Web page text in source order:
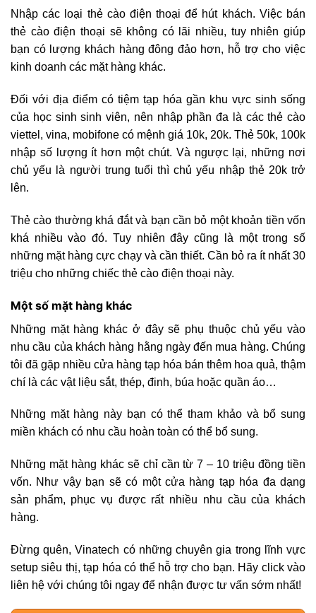
Nhập các loại thẻ cào điện thoại để hút khách. Việc bán
thẻ cào điện thoại sẽ không có lãi nhiều, tuy nhiên giúp
bạn có lượng khách hàng đông đảo hơn, hỗ trợ cho việc
kinh doanh các mặt hàng khác.
Đối với địa điểm có tiệm tạp hóa gần khu vực sinh sống
của học sinh sinh viên, nên nhập phần đa là các thẻ cào
viettel, vina, mobifone có mệnh giá 10k, 20k. Thẻ 50k, 100k
nhập số lượng ít hơn một chút. Và ngược lại, những nơi
chủ yếu là người trung tuổi thì chủ yếu nhập thẻ 20k trở
lên.
Thẻ cào thường khá đắt và bạn cần bỏ một khoản tiền vốn
khá nhiều vào đó. Tuy nhiên đây cũng là một trong số
những mặt hàng cực chạy và cần thiết. Cần bỏ ra ít nhất 30
triệu cho những chiếc thẻ cào điện thoại này.
Một số mặt hàng khác
Những mặt hàng khác ở đây sẽ phụ thuộc chủ yếu vào
nhu cầu của khách hàng hằng ngày đến mua hàng. Chúng
tôi đã gặp nhiều cửa hàng tạp hóa bán thêm hoa quả, thậm
chí là các vật liệu sắt, thép, đinh, búa hoặc quần áo…
Những mặt hàng này bạn có thể tham khảo và bổ sung
miền khách có nhu cầu hoàn toàn có thể bổ sung.
Những mặt hàng khác sẽ chỉ cần từ 7 – 10 triệu đồng tiền
vốn. Như vậy bạn sẽ có một cửa hàng tạp hóa đa dạng
sản phẩm, phục vụ được rất nhiều nhu cầu của khách
hàng.
Đừng quên, Vinatech có những chuyên gia trong lĩnh vực
setup siêu thị, tạp hóa có thể hỗ trợ cho bạn. Hãy click vào
liên hệ với chúng tôi ngay để nhận được tư vấn sớm nhất!